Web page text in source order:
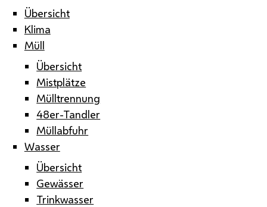
Übersicht
Klima
Müll
Übersicht
Mistplätze
Mülltrennung
48er-Tandler
Müllabfuhr
Wasser
Übersicht
Gewässer
Trinkwasser